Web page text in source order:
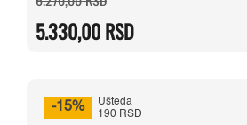
cena
bila:
6.270,00 RSD.
5.330,00RSD
cena
5.330,00 RSD.
-15%
Ušteda
190 RSD